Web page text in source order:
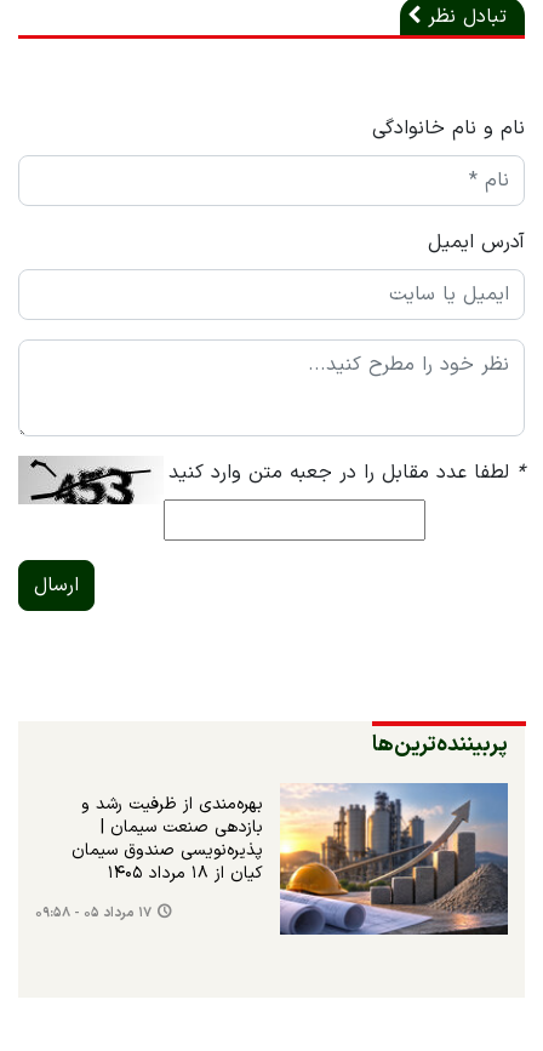
تبادل نظر
نام و نام خانوادگی
آدرس ایمیل
* لطفا عدد مقابل را در جعبه متن وارد کنید
ارسال
پربیننده‌ترین‌ها
بهره‌مندی از ظرفیت رشد و
بازدهی صنعت سیمان |
پذیره‌نویسی صندوق سیمان
کیان از ۱۸ مرداد ۱۴۰۵
۱۷ مرداد ۰۵ - ۰۹:۵۸